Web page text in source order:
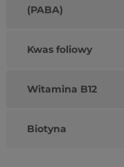
(PABA)
Kwas foliowy
Witamina B12
Biotyna